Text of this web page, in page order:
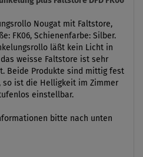
Nougat mit Faltstore,
FK06, Schienenfarbe: Silber.
läßt kein Licht in
das weisse Faltstore ist sehr
Beide Produkte sind mittig fest
so ist die Helligkeit im Zimmer
einstellbar.
bitte nach unten